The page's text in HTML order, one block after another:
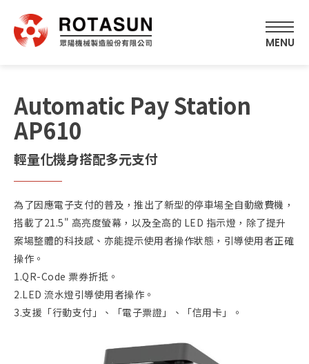
Automatic Pay Station
AP610
輕量化機身搭配多元支付
為了因應電子支付的普及，推出了新型的停車場全自動繳費機，
搭載了21.5" 高亮度螢幕，以及全高的 LED 指示燈，除了提升
案場整體的科技感、亦能提示使用者操作狀態，引導使用者正確
操作。
1.QR-Code 票券折抵。
2.LED 流水燈引導使用者操作。
3.支援「行動支付」、「電子票證」、「信用卡」。